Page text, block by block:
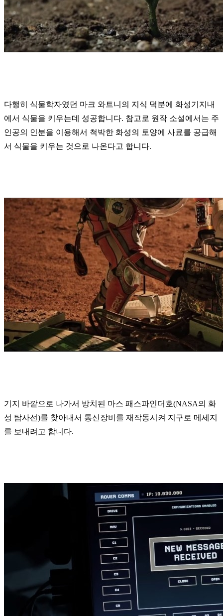
다행히 식물학자였던 마크 와트니의 지식 덕분에 화성기지내
에서 식물을 키우는데 성공합니다. 참고로 원작 소설에서는 주
인공의 인분을 이용해서 척박한 화성의 토양에 사료를 공급해
서 식물을 키우는 것으로 나온다고 합니다.
기지 바깥으로 나가서 방치된 마스 패스파인더호(NASA의 화
성 탐사선)를 찾아내서 통신장비를 재작동시켜 지구로 메세지
를 보내려고 합니다.